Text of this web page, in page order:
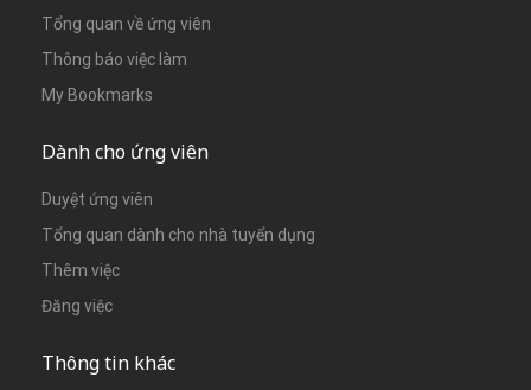
Tổng quan về ứng viên
Thông báo việc làm
My Bookmarks
Dành cho ứng viên
Duyệt ứng viên
Tổng quan dành cho nhà tuyển dụng
Thêm việc
Đăng việc
Thông tin khác